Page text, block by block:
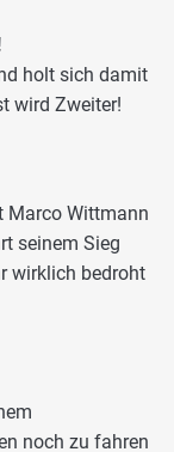
holt sich damit
wird Zweiter!
Marco Wittmann
seinem Sieg
wirklich bedroht
noch zu fahren